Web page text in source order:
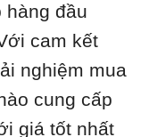
hàng đầu
cam kết
nghiệm mua
cung cấp
giá tốt nhất